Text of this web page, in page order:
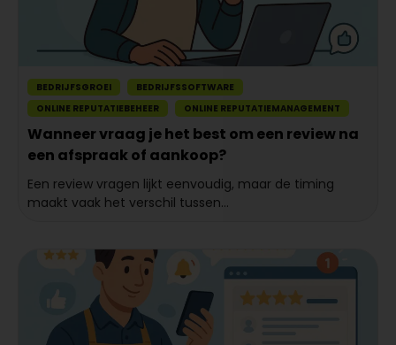
BEDRIJFSGROEI
BEDRIJFSSOFTWARE
ONLINE REPUTATIEBEHEER
ONLINE REPUTATIEMANAGEMENT
Wanneer vraag je het best om een review na
een afspraak of aankoop?
Een review vragen lijkt eenvoudig, maar de timing
maakt vaak het verschil tussen...